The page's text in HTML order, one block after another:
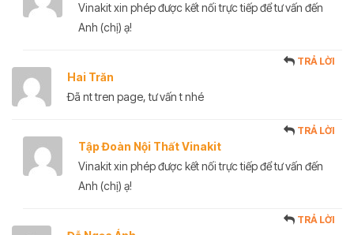
Vinakit xin phép được kết nối trực tiếp để tư vấn đến
Anh (chị) ạ!
Hai Trăn
TRẢ LỜI
Đã nt tren page, tư vấn t nhé
Tập Đoàn Nội Thất Vinakit
TRẢ LỜI
Vinakit xin phép được kết nối trực tiếp để tư vấn đến
Anh (chị) ạ!
TRẢ LỜI